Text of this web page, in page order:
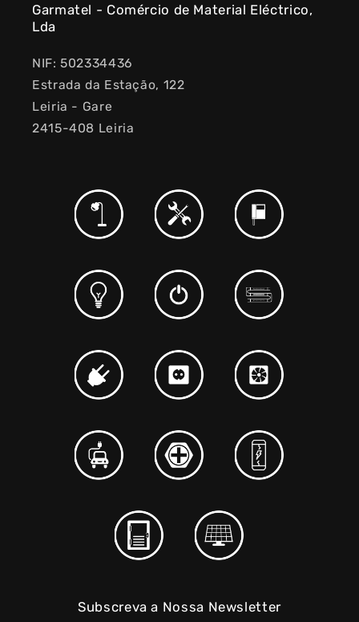
Garmatel - Comércio de Material Eléctrico,
Lda
NIF: 502334436
Estrada da Estação, 122
Leiria - Gare
2415-408 Leiria
Subscreva a Nossa Newsletter